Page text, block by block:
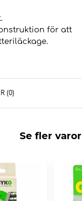
för att
(0)
Se fler varor